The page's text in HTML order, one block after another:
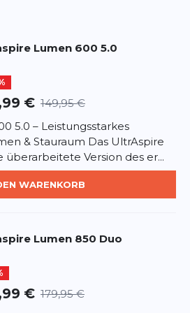
2.0, Speedgoat 3.0 und Plexus.
HINZUFÜGEN
undNutzungsbedingungen
Lumen 600 5.0
€ 149,95 €
5.0 – Leistungsstarkes
& Stauraum Das UltrAspire
überarbeitete Version des er...
WARENKORB
Lumen 850 Duo
€ 179,95 €